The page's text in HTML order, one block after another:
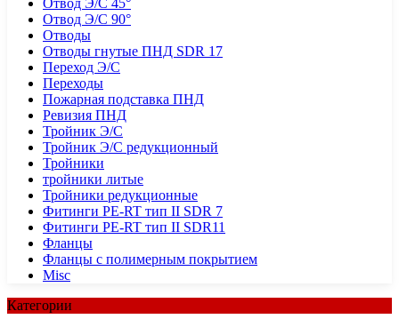
Отвод Э/С 45°
Отвод Э/С 90°
Отводы
Отводы гнутые ПНД SDR 17
Переход Э/С
Переходы
Пожарная подставка ПНД
Ревизия ПНД
Тройник Э/С
Тройник Э/С редукционный
Тройники
тройники литые
Тройники редукционные
Фитинги PE-RT тип II SDR 7
Фитинги PE-RT тип II SDR11
Фланцы
Фланцы с полимерным покрытием
Misc
Категории